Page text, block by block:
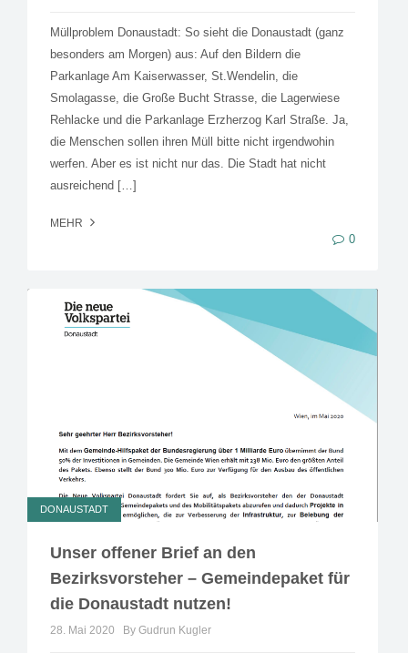
Müllproblem Donaustadt: So sieht die Donaustadt (ganz
besonders am Morgen) aus: Auf den Bildern die
Parkanlage Am Kaiserwasser, St.Wendelin, die
Smolagasse, die Große Bucht Strasse, die Lagerwiese
Rehlacke und die Parkanlage Erzherzog Karl Straße. Ja,
die Menschen sollen ihren Müll bitte nicht irgendwohin
werfen. Aber es ist nicht nur das. Die Stadt hat nicht
ausreichend […]
MEHR
0
DONAUSTADT
Unser offener Brief an den
Bezirksvorsteher – Gemeindepaket für
die Donaustadt nutzen!
28. Mai 2020 By Gudrun Kugler